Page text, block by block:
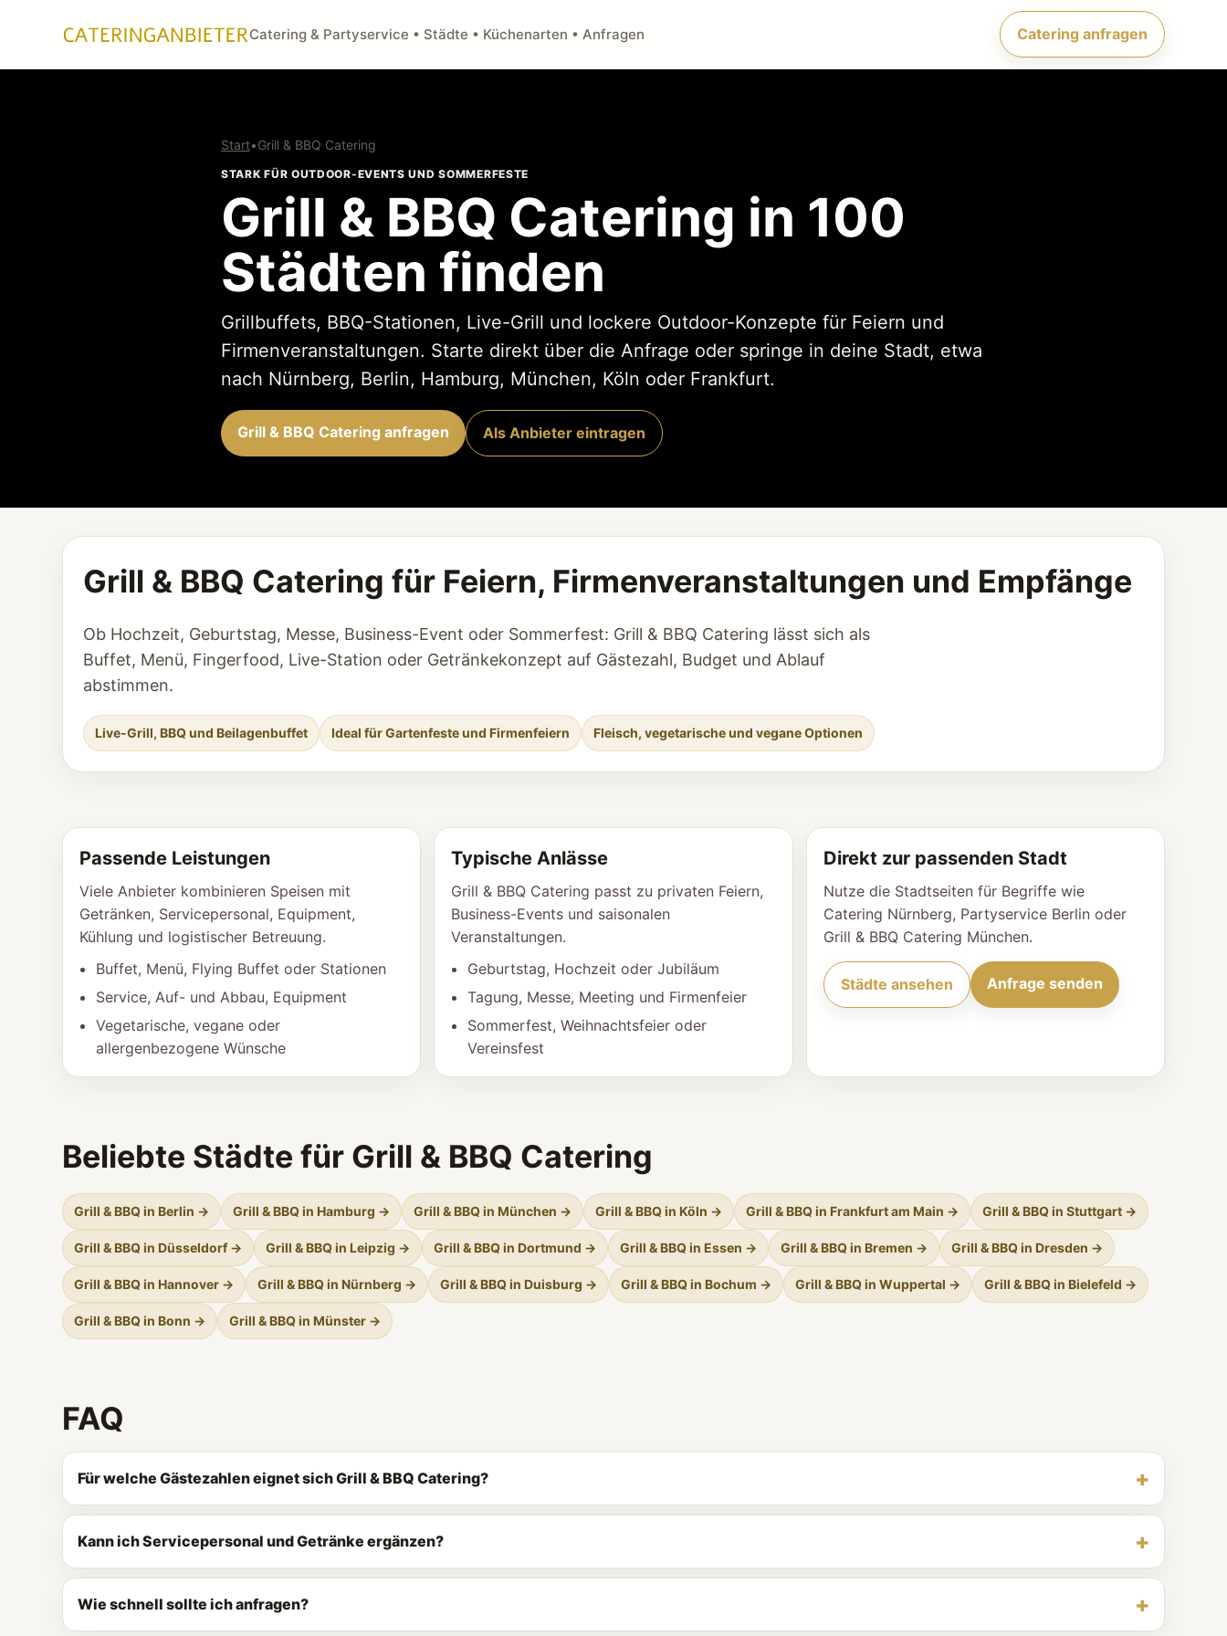
Catering & Partyservice • Städte • Küchenarten • Anfragen Catering anfragen
Start•Grill & BBQ Catering
STARK FÜR OUTDOOR-EVENTS UND SOMMERFESTE
Grill & BBQ Catering in 100
Städten finden
Grillbuffets, BBQ-Stationen, Live-Grill und lockere Outdoor-Konzepte für Feiern und
Firmenveranstaltungen. Starte direkt über die Anfrage oder springe in deine Stadt, etwa
nach Nürnberg, Berlin, Hamburg, München, Köln oder Frankfurt.
Grill & BBQ Catering anfragen Als Anbieter eintragen
Grill & BBQ Catering für Feiern, Firmenveranstaltungen und Empfänge
Ob Hochzeit, Geburtstag, Messe, Business-Event oder Sommerfest: Grill & BBQ Catering lässt sich als
Buffet, Menü, Fingerfood, Live-Station oder Getränkekonzept auf Gästezahl, Budget und Ablauf
abstimmen.
Live-Grill, BBQ und Beilagenbuffet Ideal für Gartenfeste und Firmenfeiern Fleisch, vegetarische und vegane Optionen
Passende Leistungen
Viele Anbieter kombinieren Speisen mit
Getränken, Servicepersonal, Equipment,
Kühlung und logistischer Betreuung.
Buffet, Menü, Flying Buffet oder Stationen
Service, Auf- und Abbau, Equipment
Vegetarische, vegane oder
allergenbezogene Wünsche
Typische Anlässe
Grill & BBQ Catering passt zu privaten Feiern,
Business-Events und saisonalen
Veranstaltungen.
Geburtstag, Hochzeit oder Jubiläum
Tagung, Messe, Meeting und Firmenfeier
Sommerfest, Weihnachtsfeier oder
Vereinsfest
Direkt zur passenden Stadt
Nutze die Stadtseiten für Begriffe wie
Catering Nürnberg, Partyservice Berlin oder
Grill & BBQ Catering München.
Städte ansehen Anfrage senden
Beliebte Städte für Grill & BBQ Catering
Grill & BBQ in Berlin → Grill & BBQ in Hamburg → Grill & BBQ in München → Grill & BBQ in Köln → Grill & BBQ in Frankfurt am Main → Grill & BBQ in Stuttgart →
Grill & BBQ in Düsseldorf → Grill & BBQ in Leipzig → Grill & BBQ in Dortmund → Grill & BBQ in Essen → Grill & BBQ in Bremen → Grill & BBQ in Dresden →
Grill & BBQ in Hannover → Grill & BBQ in Nürnberg → Grill & BBQ in Duisburg → Grill & BBQ in Bochum → Grill & BBQ in Wuppertal → Grill & BBQ in Bielefeld →
Grill & BBQ in Bonn → Grill & BBQ in Münster →
FAQ
Für welche Gästezahlen eignet sich Grill & BBQ Catering?
Kann ich Servicepersonal und Getränke ergänzen?
Wie schnell sollte ich anfragen?